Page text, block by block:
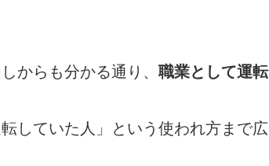
からも分かる通り、 職業として運転
していた人」という使われ方まで広